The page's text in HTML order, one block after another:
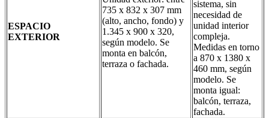
ESPACIO
EXTERIOR
735 x 832 x 307 mm
(alto, ancho, fondo) y
1.345 x 900 x 320,
según modelo. Se
monta en balcón,
terraza o fachada.
sistema, sin
necesidad de
unidad interior
compleja.
Medidas en torno
a 870 x 1380 x
460 mm, según
modelo. Se
monta igual:
balcón, terraza,
fachada.